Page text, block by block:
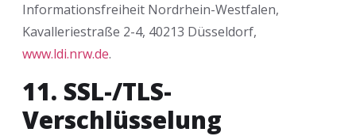
Informationsfreiheit Nordrhein-Westfalen,
Kavalleriestraße 2-4, 40213 Düsseldorf,
www.ldi.nrw.de.
11. SSL-/TLS-
Verschlüsselung